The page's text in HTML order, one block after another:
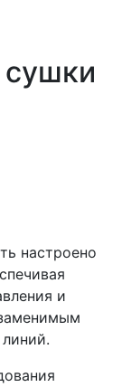
настроено
и